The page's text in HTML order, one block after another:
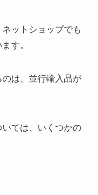
コーマンはどこで売っ
買えるの？
ーパーで買える？箱買
は売ってない？どこ
？コンビニ・スーパ
ットショップでも
す。
は、並行輸入品が
ては、いくつかの